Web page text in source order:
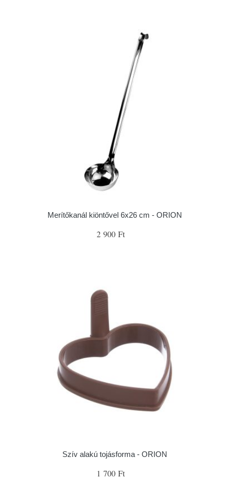
Merítőkanál kiöntővel 6x26 cm - ORION
2 900 Ft
Szív alakú tojásforma - ORION
1 700 Ft